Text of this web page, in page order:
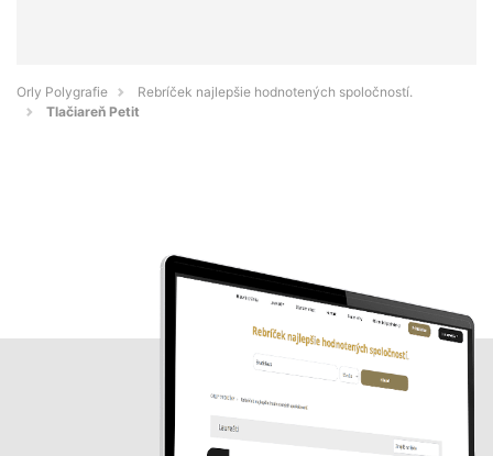
Orly Polygrafie
Rebríček najlepšie hodnotených spoločností.
Tlačiareň Petit